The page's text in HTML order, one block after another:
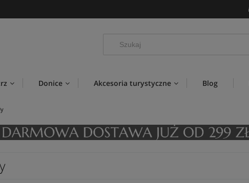
Donice Akcesoria turystyczne Blog